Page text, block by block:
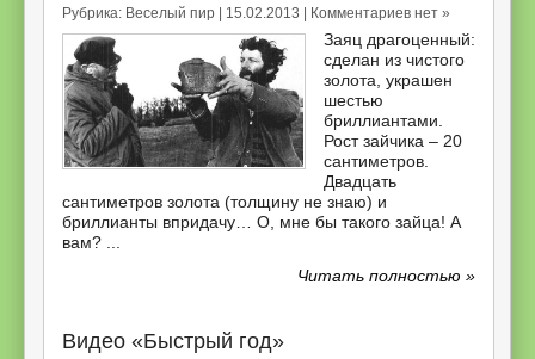
Рубрика: Веселый пир | 15.02.2013 | Комментариев нет »
Заяц драгоценный:
сделан из чистого
золота, украшен
шестью
бриллиантами.
Рост зайчика – 20
сантиметров.
Двадцать
сантиметров золота (толщину не знаю) и
бриллианты впридачу… О, мне бы такого зайца! А
вам? ...
Читать полностью »
Видео «Быстрый год»